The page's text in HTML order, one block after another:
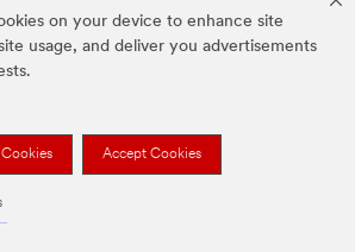
on your device to enhance site
usage, and deliver you advertisements
Cookies Accept Cookies